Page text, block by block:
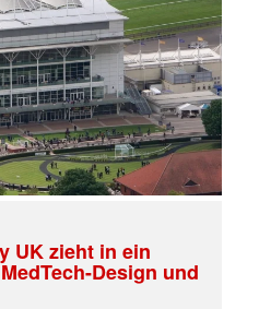
UK zieht in ein
Design und